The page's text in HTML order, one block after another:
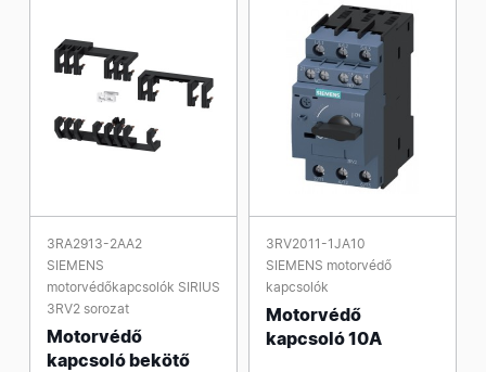
3RA2913-2AA2
SIEMENS
motorvédőkapcsolók SIRIUS
3RV2 sorozat
Motorvédő
kapcsoló bekötő
3RV2011-1JA10
SIEMENS motorvédő
kapcsolók
Motorvédő
kapcsoló 10A